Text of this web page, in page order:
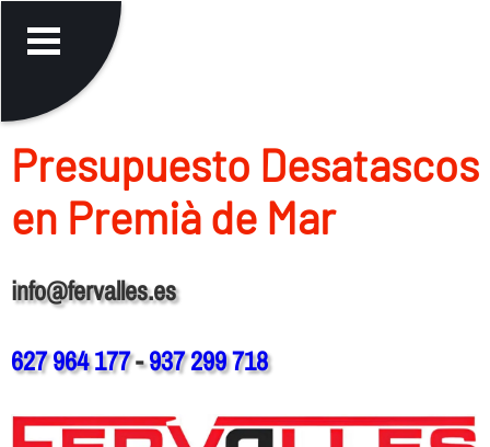
Presupuesto Desatascos
en Premià de Mar
info@fervalles.es
627 964 177-937 299 718